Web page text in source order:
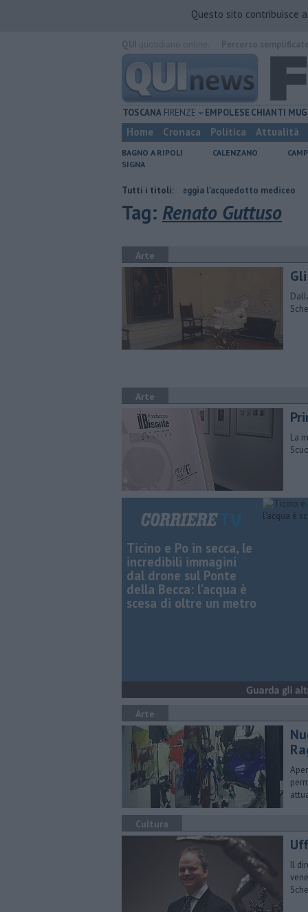
Questo sito contribuisce
TOSCANA FIRENZE EMPOLESECHIANTI
Home Cronaca Politica Attualità
BAGNO A RIPOLI CALENZANO
SIGNA
Tutti i titoli:
Per captare l'acqua danneggia l'acquedotto mediceo ​Benzina,
Tag: Renato Guttuso
Arte
Arte
La
Ticino e Po in secca, le
incredibili immagini
dal drone sul Ponte
della Becca: l’acqua è
scesa di oltre un metro
Arte
Cultura
Il